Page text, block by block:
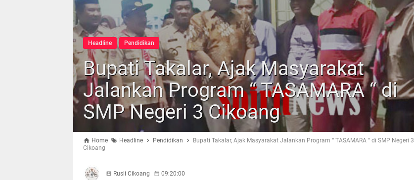
Headline Pendidikan
Bupati Takalar, Ajak Masyarakat
Jalankan Program “ TASAMARA “ di
SMP Negeri 3 Cikoang
Home Headline Pendidikan
Bupati Takalar, Ajak Masyarakat Jalankan Program “ TASAMARA “ di SMP Negeri 3
Cikoang
Rusli Cikoang 09:20:00